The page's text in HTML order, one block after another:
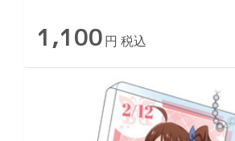
1,100 円 税込